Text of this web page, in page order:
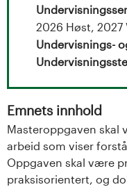
o
g
U
n
2026 Høst, 2027
Undervisnings-
Emnets innhold
Masteroppgaven skal
arbeid som viser
Oppgaven skal være
praksisorientert, og